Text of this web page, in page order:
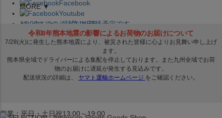
Facebook
Youtube
セレクション公式LINE@
営業：平日・土日祝13:00～19:00
MORE ▼
12:00までのご注文は発送予定です。
在庫品は 1-3営業日内で発送!! ※お取寄せ商品は対象外